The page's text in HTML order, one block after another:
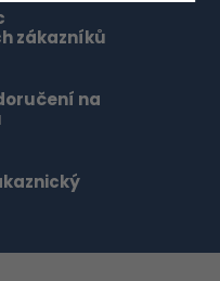
zákazníků
na